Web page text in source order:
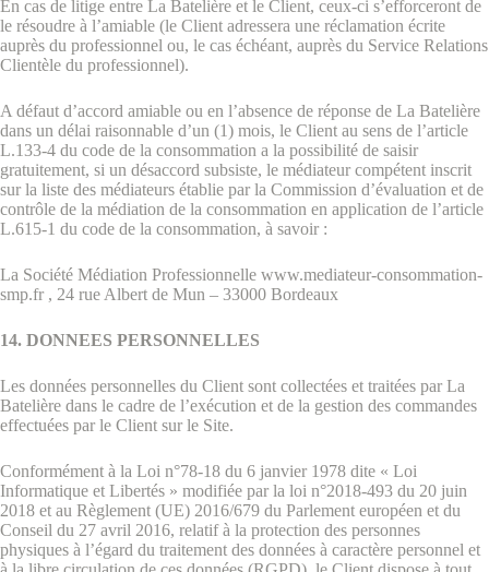
En cas de litige entre La Batelière et le Client, ceux-ci s’efforceront de
le résoudre à l’amiable (le Client adressera une réclamation écrite
auprès du professionnel ou, le cas échéant, auprès du Service Relations
Clientèle du professionnel).
A défaut d’accord amiable ou en l’absence de réponse de La Batelière
dans un délai raisonnable d’un (1) mois, le Client au sens de l’article
L.133-4 du code de la consommation a la possibilité de saisir
gratuitement, si un désaccord subsiste, le médiateur compétent inscrit
sur la liste des médiateurs établie par la Commission d’évaluation et de
contrôle de la médiation de la consommation en application de l’article
L.615-1 du code de la consommation, à savoir :
La Société Médiation Professionnelle www.mediateur-consommation-
smp.fr , 24 rue Albert de Mun – 33000 Bordeaux
14. DONNEES PERSONNELLES
Les données personnelles du Client sont collectées et traitées par La
Batelière dans le cadre de l’exécution et de la gestion des commandes
effectuées par le Client sur le Site.
Conformément à la Loi n°78-18 du 6 janvier 1978 dite « Loi
Informatique et Libertés » modifiée par la loi n°2018-493 du 20 juin
2018 et au Règlement (UE) 2016/679 du Parlement européen et du
Conseil du 27 avril 2016, relatif à la protection des personnes
physiques à l’égard du traitement des données à caractère personnel et